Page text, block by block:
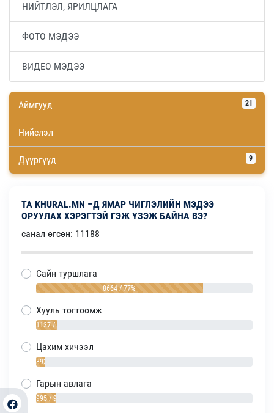
НИЙТЛЭЛ, ЯРИЛЦЛАГА
ФОТО МЭДЭЭ
ВИДЕО МЭДЭЭ
Аймгууд 21
Нийслэл
Дүүргүүд 9
ТА KHURAL.MN –Д ЯМАР ЧИГЛЭЛИЙН МЭДЭЭ
ОРУУЛАХ ХЭРЭГТЭЙ ГЭЖ ҮЗЭЖ БАЙНА ВЭ?
санал өгсөн: 11188
Сайн туршлага
8664 / 77%
Хууль тогтоомж
1137 / 10%
Цахим хичээл
392 / 4%
Гарын авлага
995 / 9%